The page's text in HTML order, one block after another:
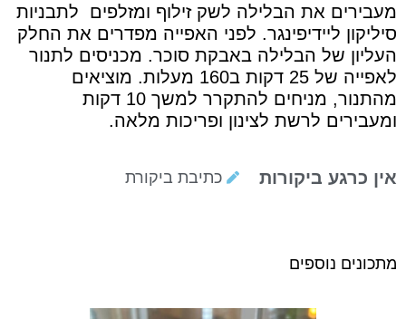
מעבירים את הבלילה לשק זילוף ומזלפים לתבניות
סיליקון ליידיפינגר. לפני האפייה מפדרים את החלק
העליון של הבלילה באבקת סוכר. מכניסים לתנור
לאפייה של 25 דקות ב160 מעלות. מוציאים
מהתנור, מניחים להתקרר למשך 10 דקות
ומעבירים לרשת לצינון ופריכות מלאה.
אין כרגע ביקורות כתיבת ביקורת
מתכונים נוספים